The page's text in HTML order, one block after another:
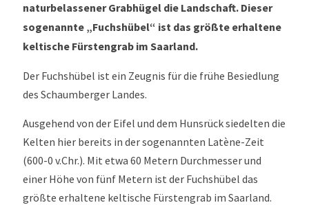
naturbelassener Grabhügel die Landschaft. Dieser
sogenannte „Fuchshübel“ ist das größte erhaltene
keltische Fürstengrab im Saarland.
Der Fuchshübel ist ein Zeugnis für die frühe Besiedlung
des Schaumberger Landes.
Ausgehend von der Eifel und dem Hunsrück siedelten die
Kelten hier bereits in der sogenannten Latène-Zeit
(600-0 v.Chr.). Mit etwa 60 Metern Durchmesser und
einer Höhe von fünf Metern ist der Fuchshübel das
größte erhaltene keltische Fürstengrab im Saarland.